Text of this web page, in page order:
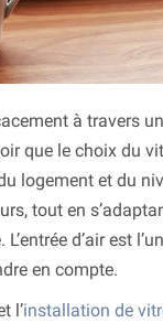
à travers
que le choix du
logement et du
tout en
d’air est
en compte.
l’installation de